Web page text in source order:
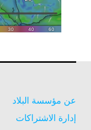
عن مؤسسة البلاد
إدارة الاشتراكات